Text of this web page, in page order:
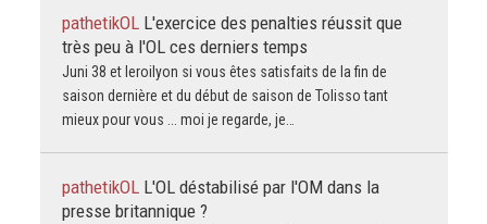
pathetikOL L'exercice des penalties réussit que
très peu à l'OL ces derniers temps
Juni 38 et leroilyon si vous êtes satisfaits de la fin de
saison dernière et du début de saison de Tolisso tant
mieux pour vous ... moi je regarde, je…
pathetikOL L'OL déstabilisé par l'OM dans la
presse britannique ?